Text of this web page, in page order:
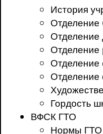
История
Отделение
Отделение
Отделение
Отделение
Гордость
ВФСК ГТО
Нормы ГТО